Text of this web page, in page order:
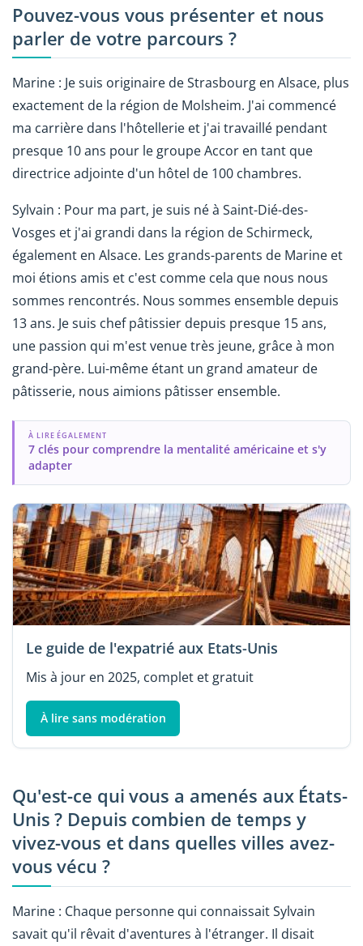
Pouvez-vous vous présenter et nous
parler de votre parcours ?
Marine : Je suis originaire de Strasbourg en Alsace, plus
exactement de la région de Molsheim. J'ai commencé
ma carrière dans l'hôtellerie et j'ai travaillé pendant
presque 10 ans pour le groupe Accor en tant que
directrice adjointe d'un hôtel de 100 chambres.
Sylvain : Pour ma part, je suis né à Saint-Dié-des-
Vosges et j'ai grandi dans la région de Schirmeck,
également en Alsace. Les grands-parents de Marine et
moi étions amis et c'est comme cela que nous nous
sommes rencontrés. Nous sommes ensemble depuis
13 ans. Je suis chef pâtissier depuis presque 15 ans,
une passion qui m'est venue très jeune, grâce à mon
grand-père. Lui-même étant un grand amateur de
pâtisserie, nous aimions pâtisser ensemble.
À LIRE ÉGALEMENT
7 clés pour comprendre la mentalité américaine et s'y
adapter
Le guide de l'expatrié aux Etats-Unis
Mis à jour en 2025, complet et gratuit
À lire sans modération
Qu'est-ce qui vous a amenés aux États-
Unis ? Depuis combien de temps y
vivez-vous et dans quelles villes avez-
vous vécu ?
Marine : Chaque personne qui connaissait Sylvain
savait qu'il rêvait d'aventures à l'étranger. Il disait